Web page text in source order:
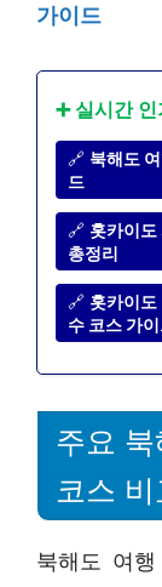
가이드
➕ 실시간
🔗 북해도
드
🔗 홋카이도
총정리
🔗 홋카이도
수 코스 가
주요
코스 비
북해도 여